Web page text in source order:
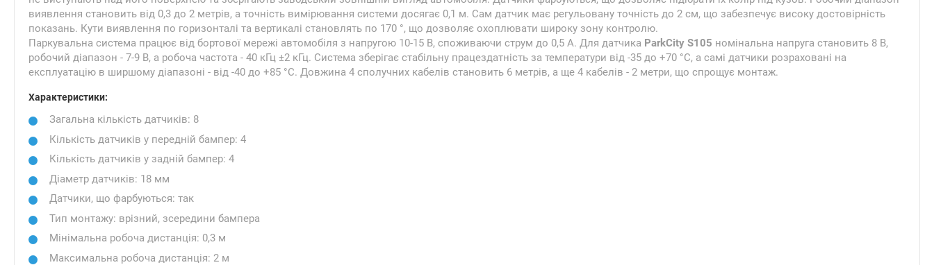
виявлення становить від 0,3 до 2 метрів, а точність вимірювання системи досягає 0,1 м. Сам датчик має регульовану точність до 2 см, що забезпечує високу достовірність
показань. Кути виявлення по горизонталі та вертикалі становлять по 170 °, що дозволяє охоплювати широку зону контролю.
Паркувальна система працює від бортової мережі автомобіля з напругою 10-15 В, споживаючи струм до 0,5 А. Для датчика ParkCity S105 номінальна напруга становить 8 В,
робочий діапазон - 7-9 В, а робоча частота - 40 кГц ±2 кГц. Система зберігає стабільну працездатність за температури від -35 до +70 °C, а самі датчики розраховані на
експлуатацію в ширшому діапазоні - від -40 до +85 °C. Довжина 4 сполучних кабелів становить 6 метрів, а ще 4 кабелів - 2 метри, що спрощує монтаж.
Характеристики:
Загальна кількість датчиків: 8
Кількість датчиків у передній бампер: 4
Кількість датчиків у задній бампер: 4
Діаметр датчиків: 18 мм
Датчики, що фарбуються: так
Тип монтажу: врізний, зсередини бампера
Мінімальна робоча дистанція: 0,3 м
Максимальна робоча дистанція: 2 м